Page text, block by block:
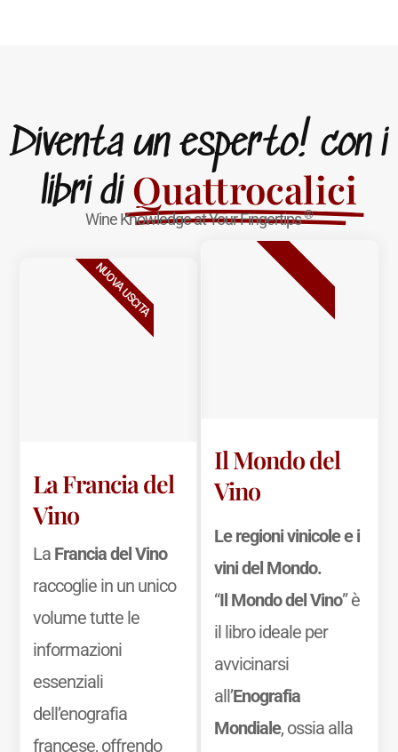
Diventa un esperto! con i
libri di Quattrocalici
Wine Knowledge at Your Fingertips®
La Francia del
Vino
La Francia del Vino
raccoglie in un unico
volume tutte le
informazioni
essenziali
dell’enografia
francese, offrendo
NUOVA USCITA
Il Mondo del
Vino
Le regioni vinicole e i
vini del Mondo.
“Il Mondo del Vino” è
il libro ideale per
avvicinarsi
all’Enografia
Mondiale, ossia alla
BESTSELLER